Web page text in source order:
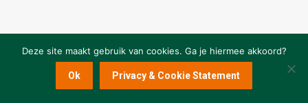
Deze site maakt gebruik van cookies. Ga je hiermee akkoord?
Ok Privacy & Cookie Statement